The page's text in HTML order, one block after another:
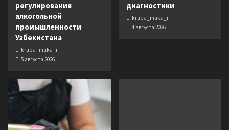
регулирования
алкогольной
промышленности
Узбекистана
krupa_muka_r
5 августа 2026
диагностики
krupa_muka_r
4 августа 2026